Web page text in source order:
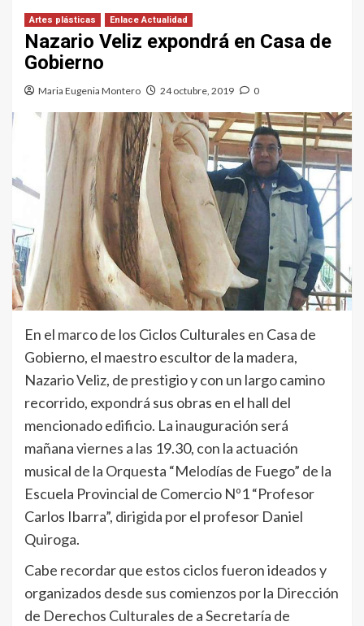
Artes plásticas Enlace Actualidad
Nazario Veliz expondrá en Casa de
Gobierno
Maria Eugenia Montero 24 octubre, 2019 0
En el marco de los Ciclos Culturales en Casa de
Gobierno, el maestro escultor de la madera,
Nazario Veliz, de prestigio y con un largo camino
recorrido, expondrá sus obras en el hall del
mencionado edificio. La inauguración será
mañana viernes a las 19.30, con la actuación
musical de la Orquesta “Melodías de Fuego” de la
Escuela Provincial de Comercio Nº1 “Profesor
Carlos Ibarra”, dirigida por el profesor Daniel
Quiroga.
Cabe recordar que estos ciclos fueron ideados y
organizados desde sus comienzos por la Dirección
de Derechos Culturales de a Secretaría de